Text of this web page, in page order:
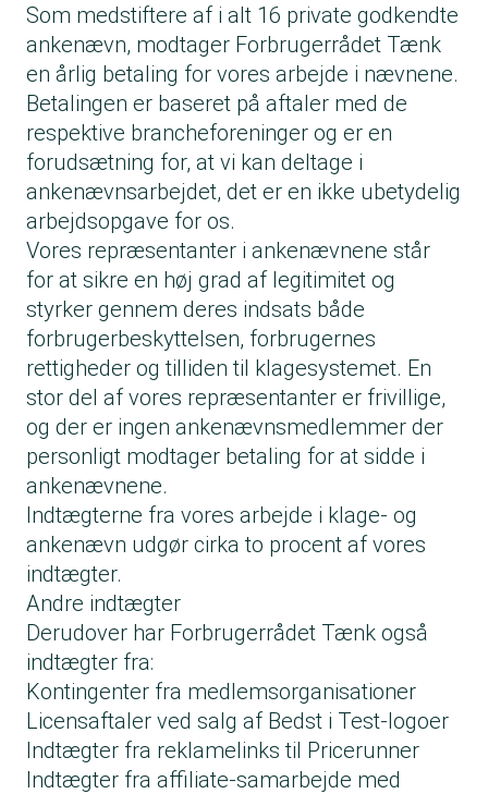
Som medstiftere af i alt 16 private godkendte
ankenævn, modtager Forbrugerrådet Tænk
en årlig betaling for vores arbejde i nævnene.
Betalingen er baseret på aftaler med de
respektive brancheforeninger og er en
forudsætning for, at vi kan deltage i
ankenævnsarbejdet, det er en ikke ubetydelig
arbejdsopgave for os.
Vores repræsentanter i ankenævnene står
for at sikre en høj grad af legitimitet og
styrker gennem deres indsats både
forbrugerbeskyttelsen, forbrugernes
rettigheder og tilliden til klagesystemet. En
stor del af vores repræsentanter er frivillige,
og der er ingen ankenævnsmedlemmer der
personligt modtager betaling for at sidde i
ankenævnene.
Indtægterne fra vores arbejde i klage- og
ankenævn udgør cirka to procent af vores
indtægter.
Andre indtægter
Derudover har Forbrugerrådet Tænk også
indtægter fra:
Kontingenter fra medlemsorganisationer
Licensaftaler ved salg af Bedst i Test-logoer
Indtægter fra reklamelinks til Pricerunner
Indtægter fra affiliate-samarbejde med